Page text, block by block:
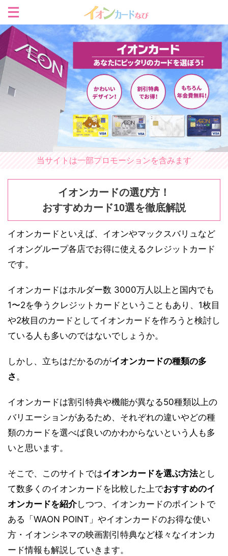
当サイトは一部プロモーションを含みます
イオンカードの選び方！
おすすめカード10選を徹底解説
イオンカードといえば、イオンやマックスバリュなど
イオングループ各店でお得に使えるクレジットカード
です。
イオンカードはホルダー数 3000万人以上と国内でも
1〜2を争うクレジットカードということもあり、1枚目
や2枚目のカードとしてイオンカードを作ろうと検討し
ている人も多いのではないでしょうか。
しかし、立ちはだかるのがイオンカードの種類の多
さ。
イオンカードは割引特典や機能が異なる50種類以上の
バリエーションがあるため、それぞれの違いやどの種
類のカードを選べば良いのかわからないという人も多
いと思います。
そこで、このサイトではイオンカードを選ぶ方法とし
て数多くのイオンカードを比較した上でおすすめのイ
オンカードを紹介しつつ、イオンカードのポイントで
ある「WAON POINT」やイオンカードのお得な使い
方・イオンシネマの映画割引特典など様々なイオンカ
ード情報も解説していきます。